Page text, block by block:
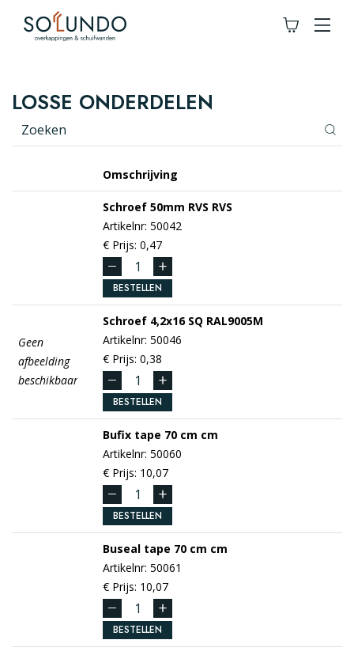
LOSSE ONDERDELEN
Omschrijving
Schroef 50mm RVS RVS
Artikelnr: 50042
€ Prijs: 0,47
BESTELLEN
Geen
afbeelding
beschikbaar
Schroef 4,2x16 SQ RAL9005M
Artikelnr: 50046
€ Prijs: 0,38
BESTELLEN
Bufix tape 70 cm cm
Artikelnr: 50060
€ Prijs: 10,07
BESTELLEN
Buseal tape 70 cm cm
Artikelnr: 50061
€ Prijs: 10,07
BESTELLEN